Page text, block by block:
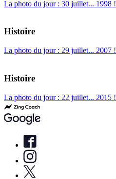
La photo du jour : 30 juillet... 1998 !
Histoire
La photo du jour : 29 juillet... 2007 !
Histoire
La photo du jour : 22 juillet... 2015 !